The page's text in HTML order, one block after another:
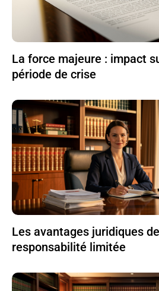
La force majeure : impact
période de crise
Les avantages juridiques
responsabilité limitée